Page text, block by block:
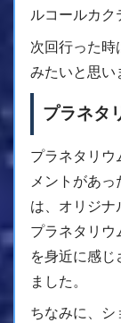
ルコールカク
次回行った時
みたいと思い
プラネタ
プラネタリウ
メントがあ
は、オリジナ
プラネタリウ
を身近に感じ
ました。
ちなみに、シ